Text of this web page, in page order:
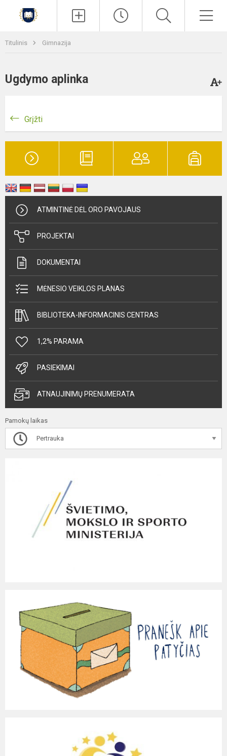
Titulinis Gimnazija
Ugdymo aplinka
Grįžti
ATMINTINĖ DĖL ORO PAVOJAUS
PROJEKTAI
DOKUMENTAI
MĖNESIO VEIKLOS PLANAS
BIBLIOTEKA-INFORMACINIS CENTRAS
1,2% PARAMA
PASIEKIMAI
ATNAUJINIMŲ PRENUMERATA
Pamokų laikas
Pertrauka